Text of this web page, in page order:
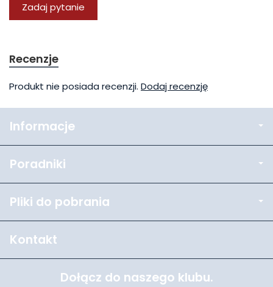
Zadaj pytanie
Recenzje
Produkt nie posiada recenzji. Dodaj recenzję
Informacje
Poradniki
Pliki do pobrania
Kontakt
Dołącz do naszego klubu.